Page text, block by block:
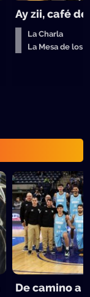
Ay zii, café
La Charla
La Mesa de
De camino a